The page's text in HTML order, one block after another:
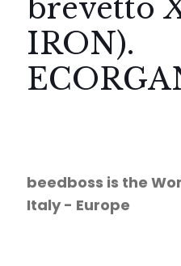
brevetto
IRON).
beedboss is the
Italy - Europe